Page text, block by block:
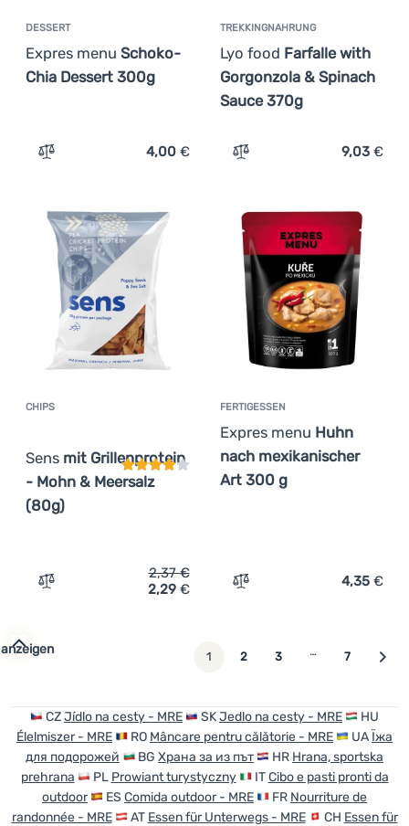
DESSERT
Expres menu Schoko-
Chia Dessert 300g
Zum Vergleich 'Dessert Expres menu Schoko-Chia
4,00 €
TREKKINGNAHRUNG
Lyo food Farfalle with
Gorgonzola & Spinach
Sauce 370g
Zum Vergleich
9,03 €
CHIPS
Sens mit Grillenprotein
- Mohn & Meersalz
(80g)
Kundenbewertung
Zum Vergleich 'Chips Sens mit Grillenprotein - Mohn &
2,37€
2,29 €
FERTIGESSEN
Expres menu Huhn
nach mexikanischer
Art 300 g
Zum Vergleich
4,35 €
1 2 3 … 7 weiter
CZJídlo na cesty - MRE SKJedlo na cesty - MRE
HU
Élelmiszer - MRE
RO Mâncare pentru călătorie - MRE UA Їжа
для подорожей
BG Храна за из път HR Hrana, sportska
prehrana
PL Prowiant turystyczny ITCibo e pasti pronti da
outdoor
ES Comida outdoor - MRE FR Nourriture de
randonnée - MRE
AT Essen für Unterwegs - MRE CH Essen für